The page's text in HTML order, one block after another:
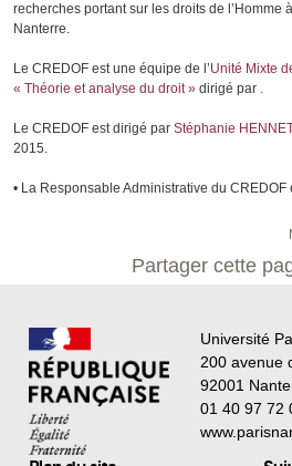
recherches portant sur les droits de l’Homme
Nanterre.
Le CREDOF est une équipe de l’Unité Mixte
« Théorie et analyse du droit » dirigé par .
Le CREDOF est dirigé par Stéphanie
2015.
• La Responsable Administrative du CREDOF
Partager cette
Université
200 avenue
92001
01 40 97 72